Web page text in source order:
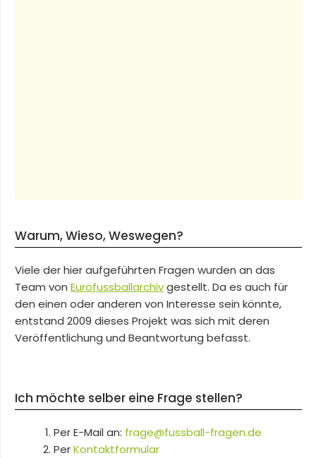
Warum, Wieso, Weswegen?
Viele der hier aufgeführten Fragen wurden an das
Team von Eurofussballarchivgestellt. Da es auch für
den einen oder anderen von Interesse sein könnte,
entstand 2009 dieses Projekt was sich mit deren
Veröffentlichung und Beantwortung befasst.
Ich möchte selber eine Frage stellen?
Per E-Mail an: frage@fussball-fragen.de
PerKontaktformular